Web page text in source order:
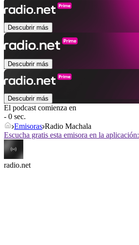
Descubrir más
Descubrir más
Descubrir más
El podcast comienza en
- 0 sec.
Emisoras Radio Machala
Escucha gratis esta emisora en la aplicación:
radio.net